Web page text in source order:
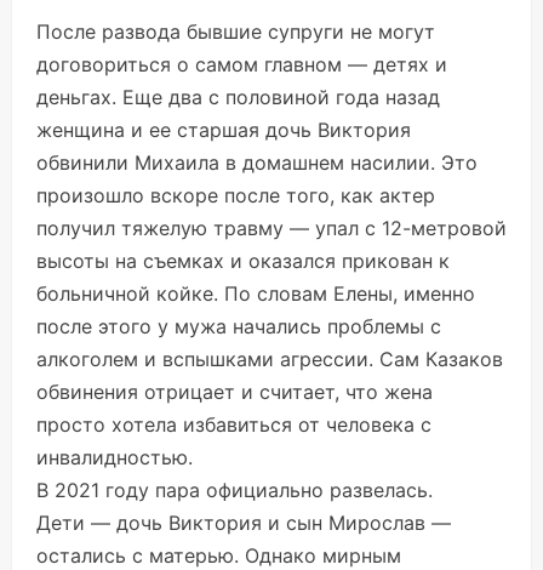
После развода бывшие супруги не могут
договориться о самом главном — детях и
деньгах. Еще два с половиной года назад
женщина и ее старшая дочь Виктория
обвинили Михаила в домашнем насилии. Это
произошло вскоре после того, как актер
получил тяжелую травму — упал с 12-метровой
высоты на съемках и оказался прикован к
больничной койке. По словам Елены, именно
после этого у мужа начались проблемы с
алкоголем и вспышками агрессии. Сам Казаков
обвинения отрицает и считает, что жена
просто хотела избавиться от человека с
инвалидностью.
В 2021 году пара официально развелась.
Дети — дочь Виктория и сын Мирослав —
остались с матерью. Однако мирным